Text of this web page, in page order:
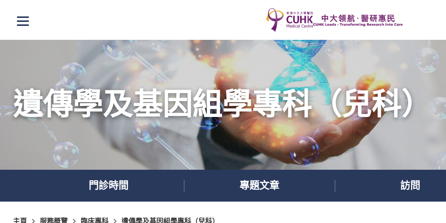
打開選單
遺傳學及基因組學專科（兒科）
門診時間 專題文章 訪問
主頁 服務概覽 臨床專科 遺傳學及基因組學專科（兒科）